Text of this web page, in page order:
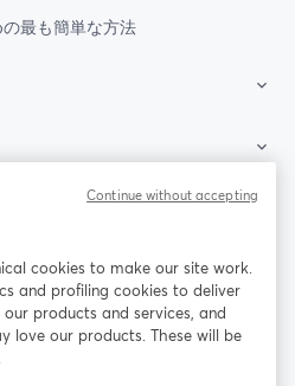
最も簡単な方法
新しいタブで開く(Twitter)
YouTube
cookies to make our site work.
and profiling cookies to deliver
products and services, and
love our products. These will be
Continue without accepting